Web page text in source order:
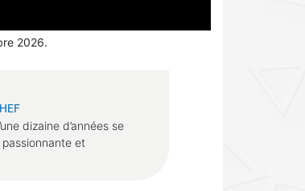
2026.
dizaine d’années se
et